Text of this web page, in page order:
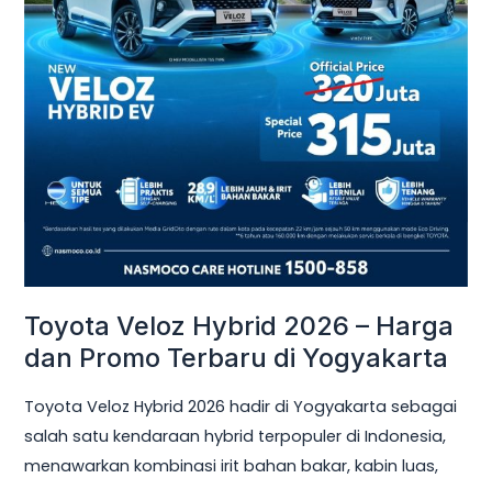
Toyota Veloz Hybrid 2026 – Harga
dan Promo Terbaru di Yogyakarta
Toyota Veloz Hybrid 2026 hadir di Yogyakarta sebagai
salah satu kendaraan hybrid terpopuler di Indonesia,
menawarkan kombinasi irit bahan bakar, kabin luas,
di
Yogyakarta